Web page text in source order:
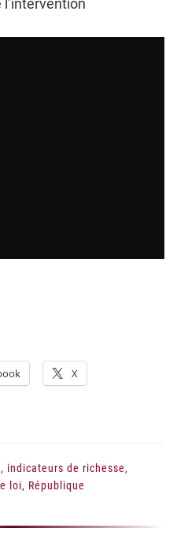
X
, indicateurs de richesse,
loi, République